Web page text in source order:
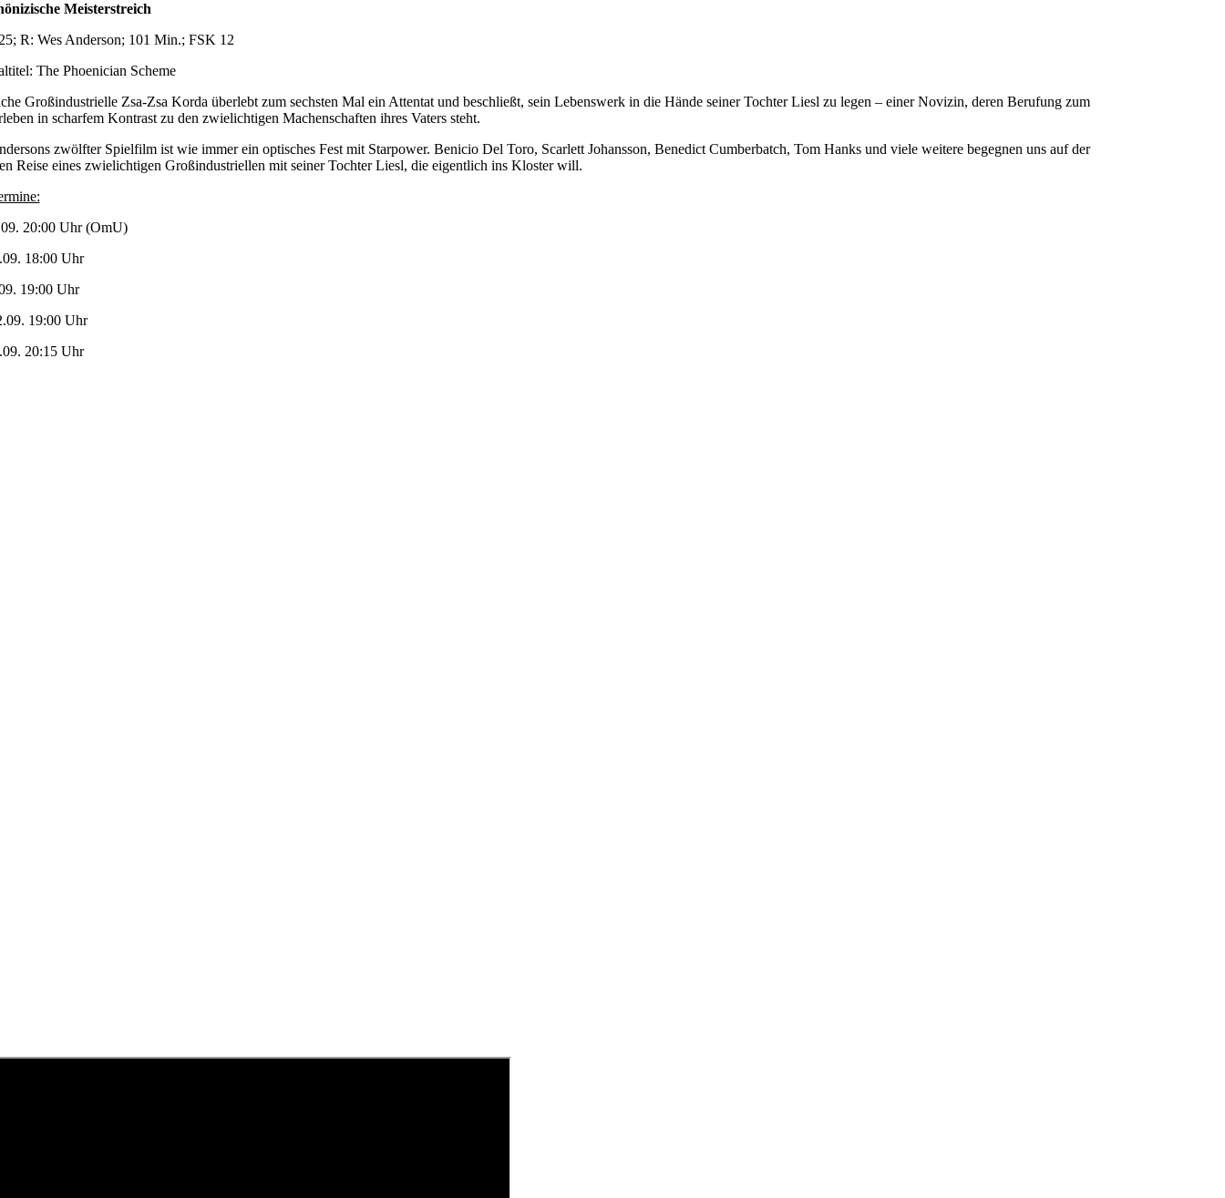
Meisterstreich
R: Wes Anderson; 101 Min.; FSK 12
The Phoenician Scheme
Großindustrielle Zsa-Zsa Korda überlebt zum sechsten Mal ein Attentat und beschließt, sein Lebenswerk in die Hände seiner Tochter Liesl zu legen – einer Novizin, deren Berufung zum
in scharfem Kontrast zu den zwielichtigen Machenschaften ihres Vaters steht.
zwölfter Spielfilm ist wie immer ein optisches Fest mit Starpower. Benicio Del Toro, Scarlett Johansson, Benedict Cumberbatch, Tom Hanks und viele weitere begegnen uns auf der
Reise eines zwielichtigen Großindustriellen mit seiner Tochter Liesl, die eigentlich ins Kloster will.
20:00 Uhr (OmU)
18:00 Uhr
19:00 Uhr
19:00 Uhr
20:15 Uhr